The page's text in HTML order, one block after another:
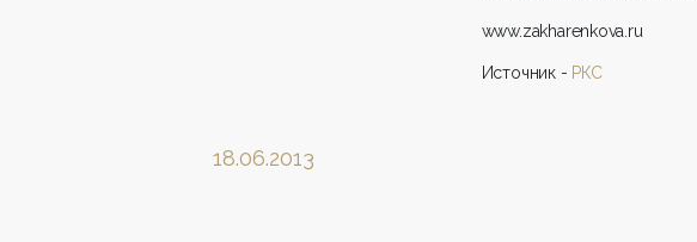
www.zakharenkova.ru
Источник - РКС
18.06.2013